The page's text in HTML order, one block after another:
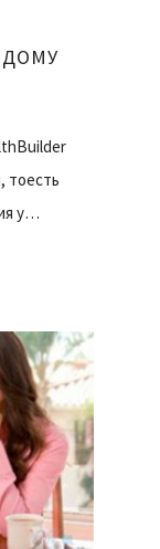
тоесть
у…